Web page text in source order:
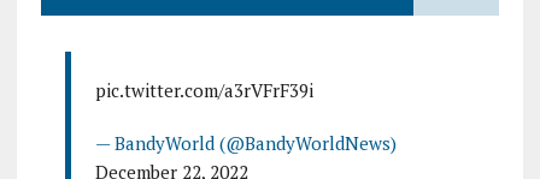
pic.twitter.com/a3rVFrF39i
— BandyWorld (@BandyWorldNews)
December 22, 2022